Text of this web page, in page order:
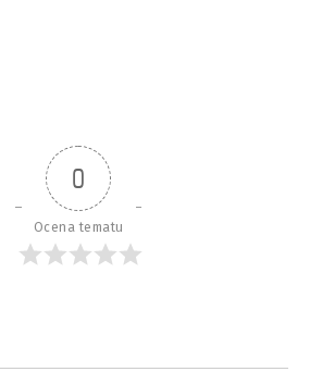
0
Ocena tematu